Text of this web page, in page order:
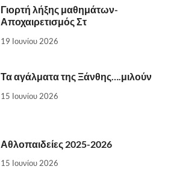
Γιορτή λήξης μαθημάτων-
Αποχαιρετισμός Στ
19 Ιουνίου 2026
Τα αγάλματα της Ξάνθης….μιλούν
15 Ιουνίου 2026
Αθλοπαιδείες 2025-2026
15 Ιουνίου 2026